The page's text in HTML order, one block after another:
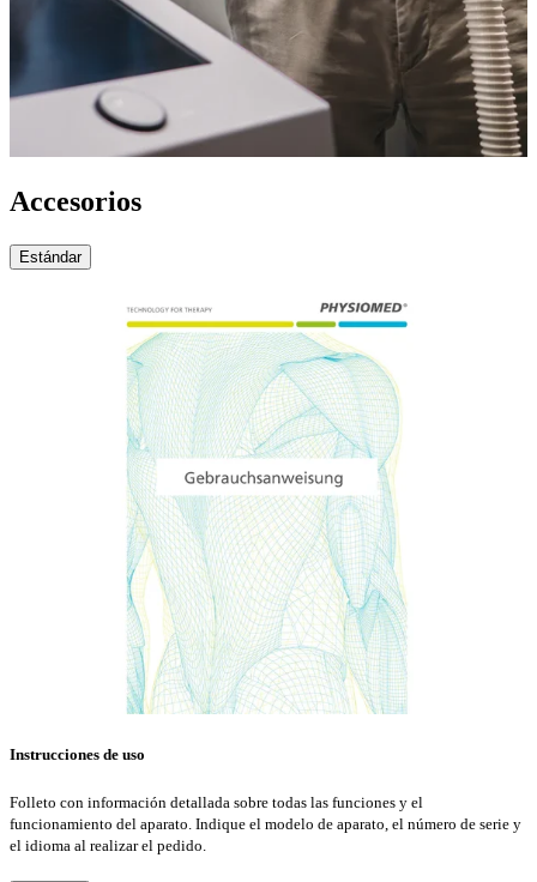
Accesorios
Estándar
Instrucciones de uso
Folleto con información detallada sobre todas las funciones y el
funcionamiento del aparato. Indique el modelo de aparato, el número de serie y
el idioma al realizar el pedido.